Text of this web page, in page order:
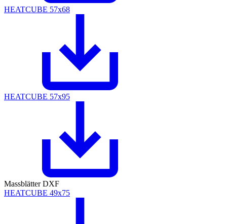
HEATCUBE 57x68
HEATCUBE 57x95
Massblätter DXF
HEATCUBE 49x75